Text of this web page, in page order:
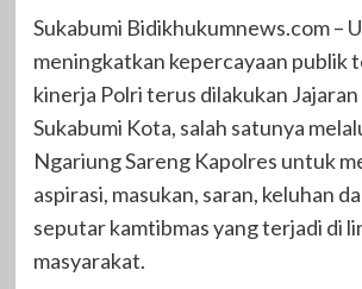
Sukabumi Bidikhukumnews.com –
meningkatkan kepercayaan publik
kinerja Polri terus dilakukan
Sukabumi Kota, salah satunya
Ngariung Sareng Kapolres untuk
aspirasi, masukan, saran, keluhan
seputar kamtibmas yang terjadi di
masyarakat.